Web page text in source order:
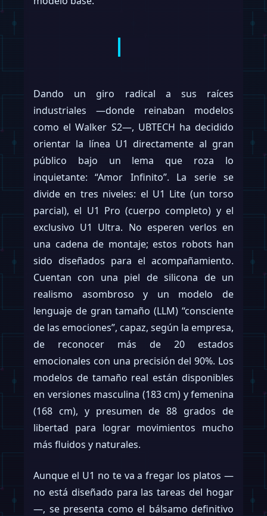
Dando un giro radical a sus raíces
industriales —donde reinaban modelos
como el Walker S2—, UBTECH ha decidido
orientar la línea U1 directamente al gran
público bajo un lema que roza lo
inquietante: “Amor Infinito”. La serie se
divide en tres niveles: el U1 Lite (un torso
parcial), el U1 Pro (cuerpo completo) y el
exclusivo U1 Ultra. No esperen verlos en
una cadena de montaje; estos robots han
sido diseñados para el acompañamiento.
Cuentan con una piel de silicona de un
realismo asombroso y un modelo de
lenguaje de gran tamaño (LLM) “consciente
de las emociones”, capaz, según la empresa,
de reconocer más de 20 estados
emocionales con una precisión del 90%. Los
modelos de tamaño real están disponibles
en versiones masculina (183 cm) y femenina
(168 cm), y presumen de 88 grados de
libertad para lograr movimientos mucho
más fluidos y naturales.
Aunque el U1 no te va a fregar los platos —
no está diseñado para las tareas del hogar
—, se presenta como el bálsamo definitivo